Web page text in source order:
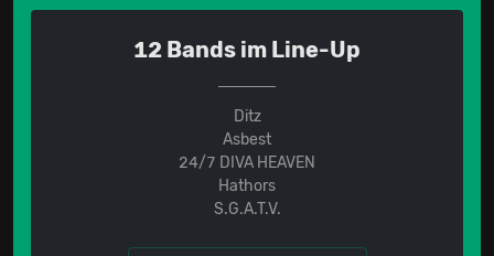
12 Bands im Line-Up
Ditz
Asbest
24/7 DIVA HEAVEN
Hathors
S.G.A.T.V.